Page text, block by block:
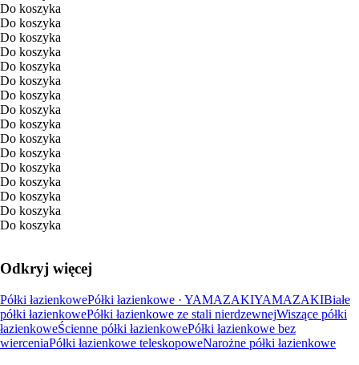
Do koszyka
Do koszyka
Do koszyka
Do koszyka
Do koszyka
Do koszyka
Do koszyka
Do koszyka
Do koszyka
Do koszyka
Do koszyka
Do koszyka
Do koszyka
Do koszyka
Do koszyka
Do koszyka
Odkryj więcej
Półki łazienkowePółki łazienkowe · YAMAZAKIYAMAZAKIBiałe
półki łazienkowePółki łazienkowe ze stali nierdzewnejWiszące półki
łazienkoweŚcienne półki łazienkowePółki łazienkowe bez
wierceniaPółki łazienkowe teleskopoweNarożne półki łazienkowe